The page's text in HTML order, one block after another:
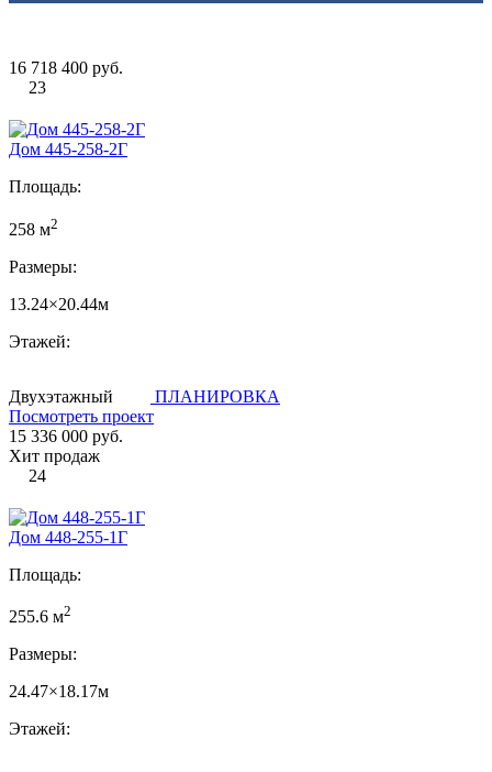
16 718 400 руб.
23
Дом 445-258-2Г
Площадь:
258 м2
Размеры:
13.24×20.44м
Этажей:
Двухэтажный
ПЛАНИРОВКА
Посмотреть проект
15 336 000 руб.
Хит продаж
24
Дом 448-255-1Г
Площадь:
255.6 м2
Размеры:
24.47×18.17м
Этажей: